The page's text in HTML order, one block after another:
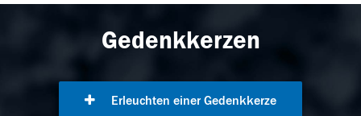
Gedenkkerzen
Erleuchten einer Gedenkkerze